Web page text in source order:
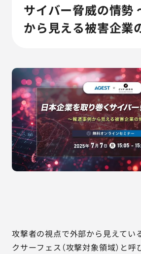
ニュース
セミナー・イベント
事例紹介
品質コラム
会社情報
03-6865-
（平日9:30〜18:00）
サイバー脅威の情勢
から見える被害企業
攻撃者の視点で外部から見えてい
クサーフェス（攻撃対象領域）と呼